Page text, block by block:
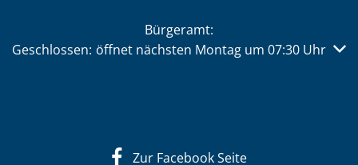
Bürgeramt:
Klicken, um weitere Öffnungs- oder Schließzeiten
Geschlossen: öffnet nächsten Montag um 07:30 Uhr
Zur Facebook Seite